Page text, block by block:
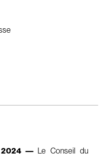
2024 — Le Conseil du